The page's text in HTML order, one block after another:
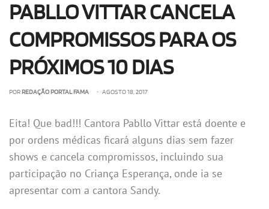
PABLLO VITTAR CANCELA
COMPROMISSOS PARA OS
PRÓXIMOS 10 DIAS
POR REDAÇÃO PORTAL FAMA • AGOSTO 18, 2017
Eita! Que bad!!! Cantora Pabllo Vittar está doente e
por ordens médicas ficará alguns dias sem fazer
shows e cancela compromissos, incluindo sua
participação no Criança Esperança, onde ia se
apresentar com a cantora Sandy.